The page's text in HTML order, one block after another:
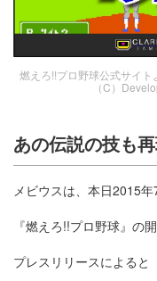
燃えろ!!プロ野球公式サイ
（C）
あの伝説の技も
メビウスは、本日2015
『燃えろ!!プロ野球』の
プレスリリースによると